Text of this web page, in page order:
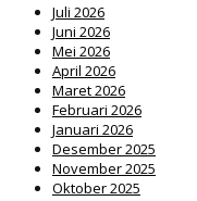
Juli 2026
Juni 2026
Mei 2026
April 2026
Maret 2026
Februari 2026
Januari 2026
Desember 2025
November 2025
Oktober 2025